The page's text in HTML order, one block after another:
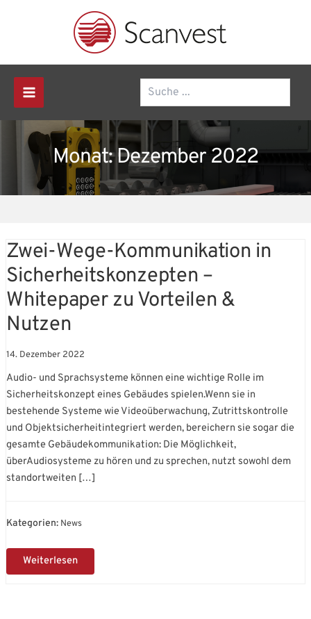
Main
Menu
Monat:Dezember 2022
Zwei-Wege-Kommunikation in
Sicherheitskonzepten –
Whitepaper zu Vorteilen &
Nutzen
14. Dezember 2022
Audio- und Sprachsysteme können eine wichtige Rolle im
Sicherheitskonzept eines Gebäudes spielen.Wenn sie in
bestehende Systeme wie Videoüberwachung, Zutrittskontrolle
und Objektsicherheitintegriert werden, bereichern sie sogar die
gesamte Gebäudekommunikation: Die Möglichkeit,
überAudiosysteme zu hören und zu sprechen, nutzt sowohl dem
standortweiten […]
News
Zwei-
Wege-
Kommunikation
in
Sicherheitskonzepten
–
Whitepaper
Vorteilen
&
Weiterlesen